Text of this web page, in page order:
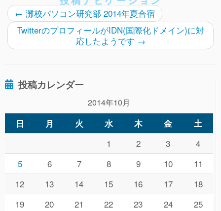
← 灘校パソコン研究部 2014年夏合宿
TwitterのプロフィールがIDN(国際化ドメイン)に対
応したようです →
投稿カレンダー
2014年10月
日 月 火 水 木 金 土
1 2 3
4
5
6 7 8 9 10
11
12
13 14 15 16 17
18
19
20 21 22 23 24
25